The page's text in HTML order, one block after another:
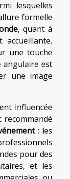
lesquelles
formelle
, quant à
une touche
angulaire est
une image
influencée
: les
pour des
et les